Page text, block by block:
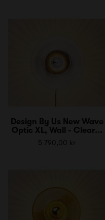
Design By Us New Wave
Optic XL, Wall - Clear...
5 790,00 kr